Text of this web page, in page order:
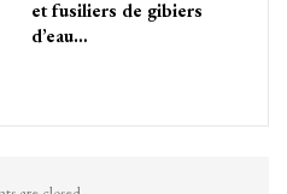
et fusiliers de gibiers
d’eau…